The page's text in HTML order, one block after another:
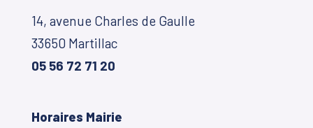
14, avenue Charles de Gaulle
33650 Martillac
05 56 72 71 20
Horaires Mairie